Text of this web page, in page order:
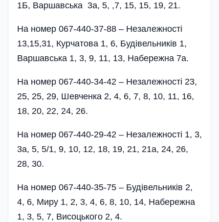
1Б, Варшавська 3а, 5, ,7, 15, 15, 19, 21.
На номер 067-440-37-88 – Незалежності
13,15,31, Курчатова 1, 6, Будівельників 1,
Варшавська 1, 3, 9, 11, 13, Набережна 7а.
На номер 067-440-34-42 – Незалежності 23,
25, 25, 29, Шевченка 2, 4, 6, 7, 8, 10, 11, 16,
18, 20, 22, 24, 26.
На номер 067-440-29-42 – Незалежності 1, 3,
3а, 5, 5/1, 9, 10, 12, 18, 19, 21, 21а, 24, 26,
28, 30.
На номер 067-440-35-75 – Будівельників 2,
4, 6, Миру 1, 2, 3, 4, 6, 8, 10, 14, Набережна
1, 3, 5, 7, Висоцького 2, 4.